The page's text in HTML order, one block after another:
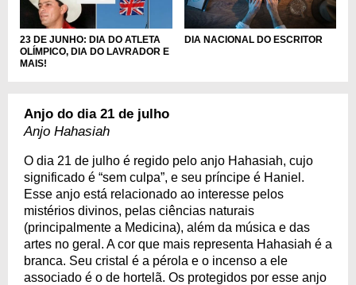
23 DE JUNHO: DIA DO ATLETA
OLÍMPICO, DIA DO LAVRADOR E
MAIS!
DIA NACIONAL DO ESCRITOR
Anjo do dia 21 de julho
Anjo Hahasiah
O dia 21 de julho é regido pelo anjo Hahasiah, cujo
significado é “sem culpa”, e seu príncipe é Haniel.
Esse anjo está relacionado ao interesse pelos
mistérios divinos, pelas ciências naturais
(principalmente a Medicina), além da música e das
artes no geral. A cor que mais representa Hahasiah é a
branca. Seu cristal é a pérola e o incenso a ele
associado é o de hortelã. Os protegidos por esse anjo